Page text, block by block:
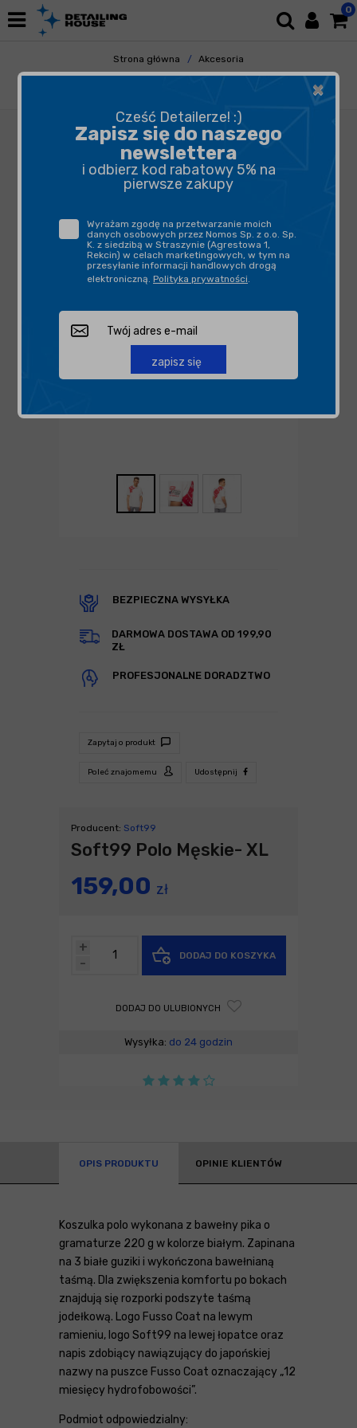
0
Strona główna
Akcesoria
Pozostałe Akcesoria
Gadżety
BEZPIECZNA WYSYŁKA
DARMOWA DOSTAWA OD 199,90
ZŁ
PROFESJONALNE DORADZTWO
Zapytaj o produkt
Poleć znajomemu Udostępnij
Producent: Soft99
Soft99 Polo Męskie- XL
159,00 zł
-
+
DODAJ DO KOSZYKA
DODAJ DO ULUBIONYCH
Wysyłka: do 24 godzin
OPIS PRODUKTU OPINIE KLIENTÓW
Koszulka polo wykonana z bawełny pika o
gramaturze 220 g w kolorze białym. Zapinana
na 3 białe guziki i wykończona bawełnianą
taśmą. Dla zwiększenia komfortu po bokach
znajdują się rozporki podszyte taśmą
jodełkową. Logo Fusso Coat na lewym
ramieniu, logo Soft99 na lewej łopatce oraz
napis zdobiący nawiązujący do japońskiej
nazwy na puszce Fusso Coat oznaczający „12
miesięcy hydrofobowości”.
Podmiot odpowiedzialny:
×
Cześć Detailerze! :)
Zapisz się do naszego
newslettera
i odbierz kod rabatowy 5% na
pierwsze zakupy
Wyrażam zgodę na przetwarzanie moich
danych osobowych przez Nomos Sp. z o.o. Sp.
K. z siedzibą w Straszynie (Agrestowa 1,
Rekcin) w celach marketingowych, w tym na
przesyłanie informacji handlowych drogą
elektroniczną. Polityka prywatności.
zapisz się